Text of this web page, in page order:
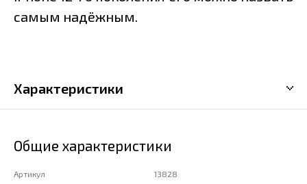
самым надёжным.
Характеристики
Общие характеристики
Артикул 13828